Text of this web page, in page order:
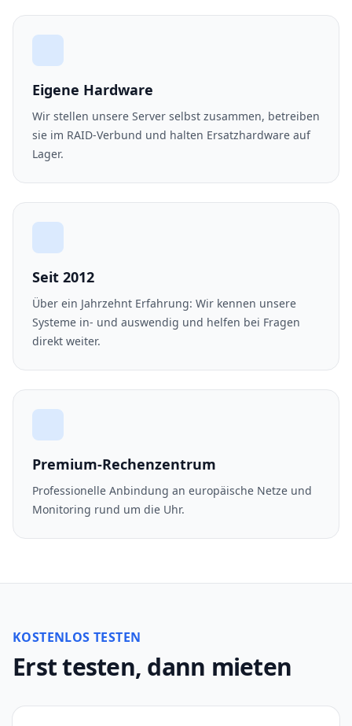
Eigene Hardware
Wir stellen unsere Server selbst zusammen, betreiben
sie im RAID-Verbund und halten Ersatzhardware auf
Lager.
Seit 2012
Über ein Jahrzehnt Erfahrung: Wir kennen unsere
Systeme in- und auswendig und helfen bei Fragen
direkt weiter.
Premium-Rechenzentrum
Professionelle Anbindung an europäische Netze und
Monitoring rund um die Uhr.
KOSTENLOS TESTEN
Erst testen, dann mieten